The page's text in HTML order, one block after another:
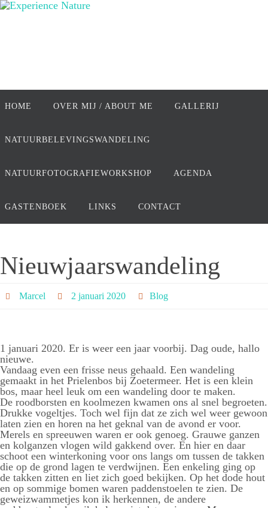
Ga
naar
deHOME OVER MIJ / ABOUT ME GALLERIJ
NATUURBELEVINGSWANDELING
NATUURFOTOGRAFIEWORKSHOP AGENDA
GASTENBOEK LINKS CONTACT
Nieuwjaarswandeling
Marcel 2 januari 2020 Blog
1 januari 2020. Er is weer een jaar voorbij. Dag oude, hallo
nieuwe.
Vandaag even een frisse neus gehaald. Een wandeling
gemaakt in het Prielenbos bij Zoetermeer. Het is een klein
bos, maar heel leuk om een wandeling door te maken.
De roodborsten en koolmezen kwamen ons al snel begroeten.
Drukke vogeltjes. Toch wel fijn dat ze zich wel weer gewoon
laten zien en horen na het geknal van de avond er voor.
Merels en spreeuwen waren er ook genoeg. Grauwe ganzen
en kolganzen vlogen wild gakkend over. En hier en daar
schoot een winterkoning voor ons langs om tussen de takken
die op de grond lagen te verdwijnen. Een enkeling ging op
de takken zitten en liet zich goed bekijken. Op het dode hout
en op sommige bomen waren paddenstoelen te zien. De
geweizwammetjes kon ik herkennen, de andere